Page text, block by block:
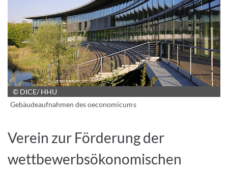
© DICE/ HHU
Gebäudeaufnahmen des oeconomicums
Verein zur Förderung der
wettbewerbsökonomischen